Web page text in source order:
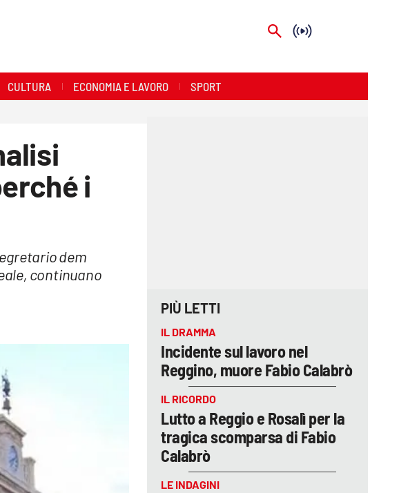
CULTURA ECONOMIA E LAVORO SPORT
i
dem
continuano
PIÙ LETTI
IL DRAMMA
Incidente sul lavoro nel
Reggino, muore Fabio Calabrò
IL RICORDO
Lutto a Reggio e Rosalì per la
tragica scomparsa di Fabio
Calabrò
LE INDAGINI